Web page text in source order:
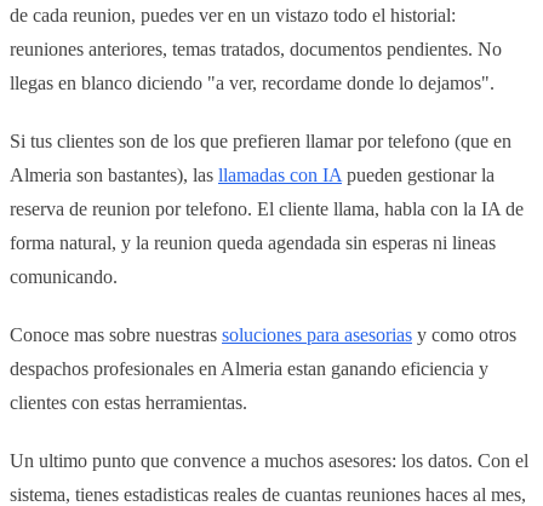
de cada reunion, puedes ver en un vistazo todo el historial:
reuniones anteriores, temas tratados, documentos pendientes. No
llegas en blanco diciendo "a ver, recordame donde lo dejamos".
Si tus clientes son de los que prefieren llamar por telefono (que en
Almeria son bastantes), las llamadas con IA pueden gestionar la
reserva de reunion por telefono. El cliente llama, habla con la IA de
forma natural, y la reunion queda agendada sin esperas ni lineas
comunicando.
Conoce mas sobre nuestras soluciones para asesorias y como otros
despachos profesionales en Almeria estan ganando eficiencia y
clientes con estas herramientas.
Un ultimo punto que convence a muchos asesores: los datos. Con el
sistema, tienes estadisticas reales de cuantas reuniones haces al mes,